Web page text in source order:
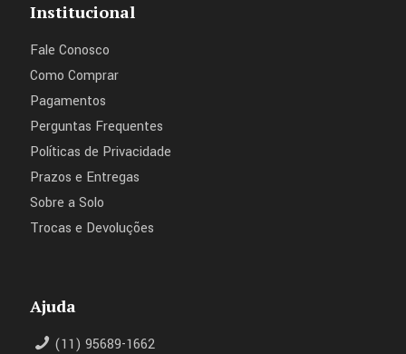
Institucional
Fale Conosco
Como Comprar
Pagamentos
Perguntas Frequentes
Políticas de Privacidade
Prazos e Entregas
Sobre a Solo
Trocas e Devoluções
Ajuda
(11) 95689-1662